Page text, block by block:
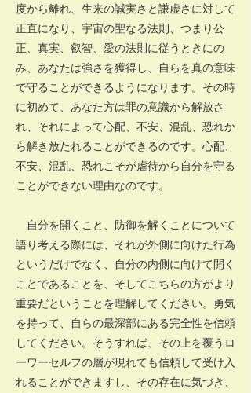
度から離れ、生来の誠実さと謙虚さに対して
正直になり、宇宙の聖なる法則、つまり公
正、真実、叡智、愛の法則に従うときにの
み、あなたは強さを獲得し、自らを真の意味
で守ることができるようになります。その時
に初めて、あなた方は罪の意識から解放さ
れ、それによって心配、不安、混乱、恐れか
ら解き放たれることができるのです。心配、
不安、混乱、恐れこそが虐待から自分を守る
ことができない理由なのです。
自分を開くこと、防御を解くことについて
語り考える際には、それが外側に向けた行為
というだけでなく、自分の内側に向けて開く
ことであることを、そしてこちらの方がより
重要だということを理解してください。勇気
を持って、自らの最深部にある完全性を信頼
してください。そうすれば、その上を覆うロ
ーワーセルフの層が現れても信頼して受け入
れることができますし、その存在に気づき、